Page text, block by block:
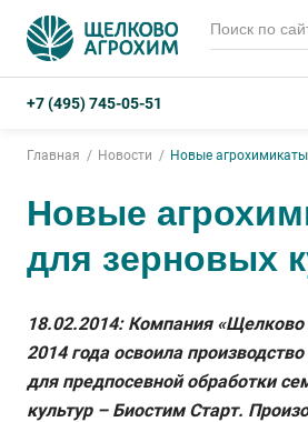
+7 (495) 745-05-51
Главная Новости Новые
Новые
для зерновых
18.02.2014: Компания «Щелково
2014 года освоила
для предпосевной обработки
культур – Биостим Старт.